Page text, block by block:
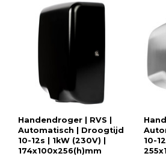
Handendroger | RVS |
Automatisch | Droogtijd
10-12s | 1kW (230V) |
174x100x256(h)mm
10-